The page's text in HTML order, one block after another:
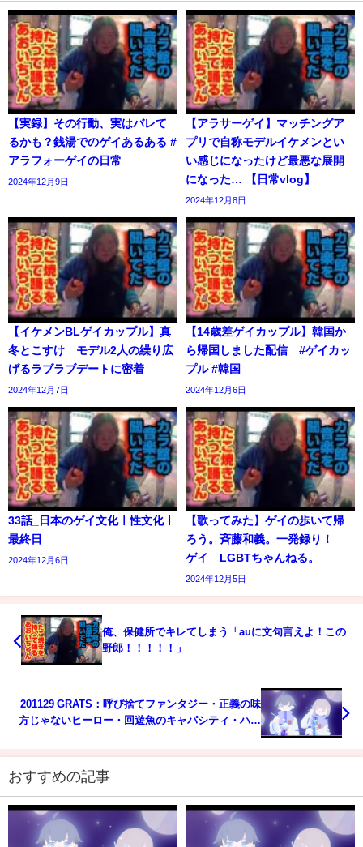
【実録】その行動、実はバレて
るかも？銭湯でのゲイあるある #
アラフォーゲイの日常
2024年12月9日
【アラサーゲイ】マッチングア
プリで自称モデルイケメンとい
い感じになったけど最悪な展開
になった… 【日常vlog】
2024年12月8日
【イケメンBLゲイカップル】真
冬とこすけ モデル2人の繰り広
げるラブラブデートに密着
2024年12月7日
【14歳差ゲイカップル】韓国か
ら帰国しました配信 #ゲイカッ
プル #韓国
2024年12月6日
33話_日本のゲイ文化ㅣ性文化ㅣ
最終日
2024年12月6日
【歌ってみた】ゲイの歩いて帰
ろう。斉藤和義。一発録り！
ゲイ LGBTちゃんねる。
2024年12月5日
俺、保健所でキレてしまう「auに文句言えよ！この
野郎！！！！！」
201129 GRATS：呼び捨てファンタジー・正義の味
⽅じゃないヒーロー・回遊⿂のキャパシティ・ハー
おすすめの記事